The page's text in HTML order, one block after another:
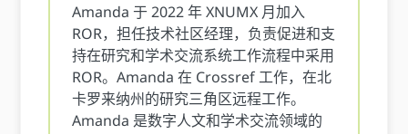
Amanda 于 2022 年 XNUMX 月加入
ROR，担任技术社区经理，负责促进和支
持在研究和学术交流系统工作流程中采用
ROR。Amanda 在 Crossref 工作，在北
卡罗来纳州的研究三角区远程工作。
Amanda 是数字人文和学术交流领域的